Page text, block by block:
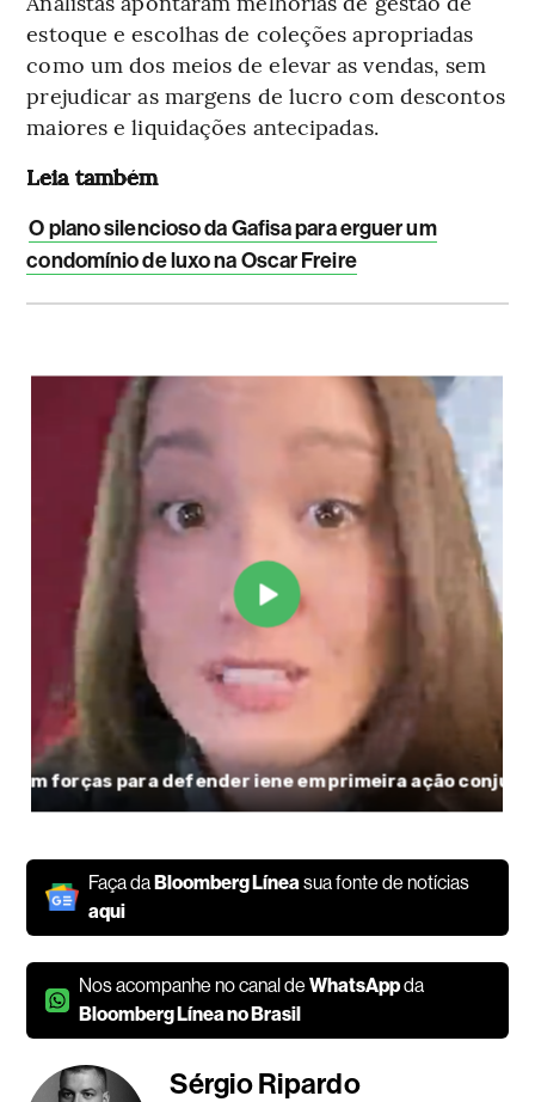
estoque e escolhas de coleções apropriadas
como um dos meios de elevar as vendas, sem
prejudicar as margens de lucro com descontos
maiores e liquidações antecipadas.
Leia também
O plano silencioso da Gafisa para erguer um
condomínio de luxo na Oscar Freire
Faça daBloomberg Línea sua fonte de notícias
aqui
Nos acompanhe no canal deWhatsAppda
Bloomberg Línea no Brasil
Sérgio Ripardo